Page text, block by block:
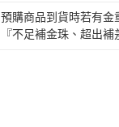
預購商品到貨時若有金
『不足補金珠、超出